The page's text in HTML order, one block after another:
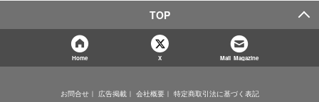
TOP
Home X Mail Magazine
お問合せ 広告掲載 会社概要
特定商取引法に基づく表記